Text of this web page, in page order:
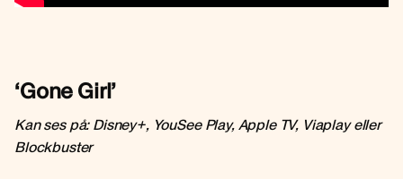
‘Gone Girl’
Kan ses på: Disney+, YouSee Play, Apple TV, Viaplay eller
Blockbuster